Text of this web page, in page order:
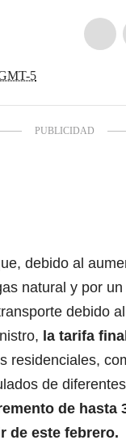
5
debido al
natural y por
debido
la tarifa
residenciales,
de
de hasta
de este febrero.